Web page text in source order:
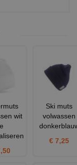
wit
Ski muts
volwassen
€ 7,25